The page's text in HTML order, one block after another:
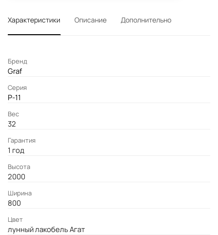
Характеристики Описание Дополнительно
Бренд
Graf
Серия
P-11
Вес
32
Гарантия
1 год
Высота
2000
Ширина
800
Цвет
лунный лакобель Агат